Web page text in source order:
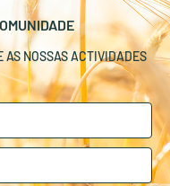
AS NOSSAS ACTIVIDADES